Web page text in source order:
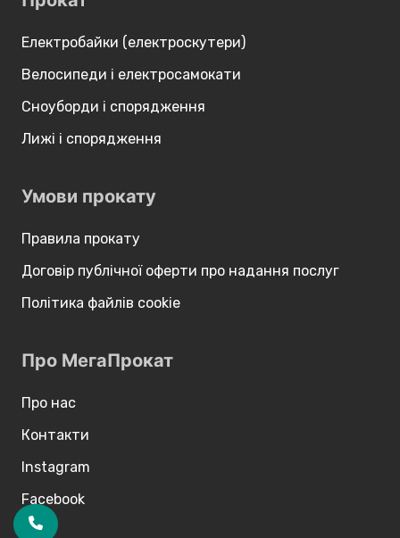
Електробайки (електроскутери)
Велосипеди і електросамокати
Сноуборди і спорядження
Лижі і спорядження
Умови прокату
Правила прокату
Договір публічної оферти про надання послуг
Політика файлів cookie
Про МегаПрокат
Про нас
Контакти
Instagram
Facebook